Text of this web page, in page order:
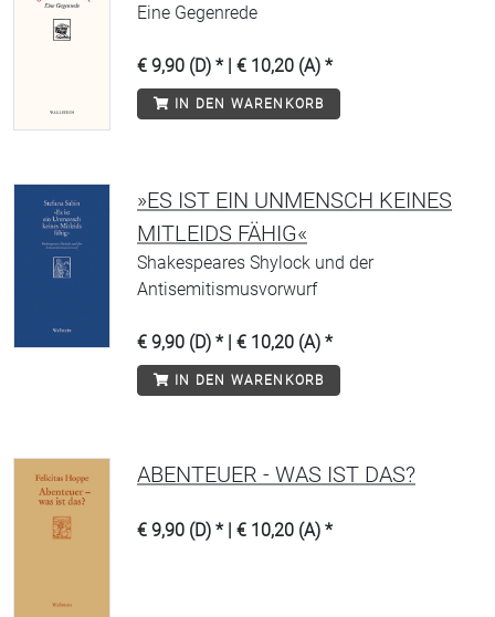
Eine Gegenrede
€ 9,90 (D) * | € 10,20 (A) *
IN DEN WARENKORB
»ES IST EIN UNMENSCH KEINES
MITLEIDS FÄHIG«
Shakespeares Shylock und der
Antisemitismusvorwurf
€ 9,90 (D) * | € 10,20 (A) *
IN DEN WARENKORB
ABENTEUER - WAS IST DAS?
€ 9,90 (D) * | € 10,20 (A) *